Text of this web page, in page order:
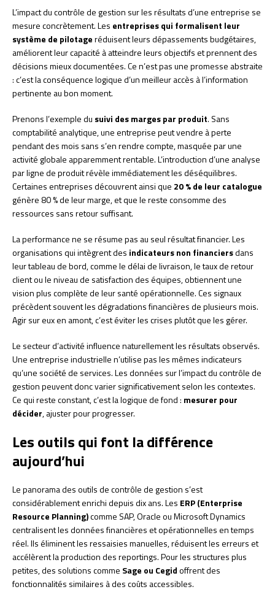
L’impact du contrôle de gestion sur les résultats d’une entreprise se
mesure concrètement. Les entreprises qui formalisent leur
système de pilotageréduisent leurs dépassements budgétaires,
améliorent leur capacité à atteindre leurs objectifs et prennent des
décisions mieux documentées. Ce n’est pas une promesse abstraite
: c’est la conséquence logique d’un meilleur accès à l’information
pertinente au bon moment.
Prenons l’exemple du suivi des marges par produit. Sans
comptabilité analytique, une entreprise peut vendre à perte
pendant des mois sans s’en rendre compte, masquée par une
activité globale apparemment rentable. L’introduction d’une analyse
par ligne de produit révèle immédiatement les déséquilibres.
Certaines entreprises découvrent ainsi que 20 % de leur catalogue
génère 80 % de leur marge, et que le reste consomme des
ressources sans retour suffisant.
La performance ne se résume pas au seul résultat financier. Les
organisations qui intègrent des indicateurs non financiersdans
leur tableau de bord, comme le délai de livraison, le taux de retour
client ou le niveau de satisfaction des équipes, obtiennent une
vision plus complète de leur santé opérationnelle. Ces signaux
précèdent souvent les dégradations financières de plusieurs mois.
Agir sur eux en amont, c’est éviter les crises plutôt que les gérer.
Le secteur d’activité influence naturellement les résultats observés.
Une entreprise industrielle n’utilise pas les mêmes indicateurs
qu’une société de services. Les données sur l’impact du contrôle de
gestion peuvent donc varier significativement selon les contextes.
Ce qui reste constant, c’est la logique de fond : mesurer pour
décider, ajuster pour progresser.
Les outils qui font la différence
aujourd’hui
Le panorama des outils de contrôle de gestion s’est
considérablement enrichi depuis dix ans. Les ERP (Enterprise
Resource Planning)comme SAP, Oracle ou Microsoft Dynamics
centralisent les données financières et opérationnelles en temps
réel. Ils éliminent les ressaisies manuelles, réduisent les erreurs et
accélèrent la production des reportings. Pour les structures plus
petites, des solutions comme Sage ou Cegidoffrent des
fonctionnalités similaires à des coûts accessibles.